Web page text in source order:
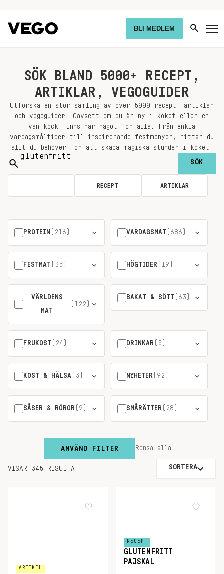
BLI MEDLEM
SÖK BLAND 5000+ RECEPT,
ARTIKLAR, VEGOGUIDER
Utforska en stor samling av över 5000 recept, artiklar
och vegoguider! Oavsett om du är ny i köket eller en
van kock finns här något för alla. Från enkla
vardagsmåltider till inspirerande festmenyer, hittar du
allt du behöver för att skapa magiska stunder i köket.
Sök
på:
RECEPT ARTIKLAR
PROTEIN (216) VARDAGSMAT (686)
FESTMAT (35) HÖGTIDER (19)
VÄRLDENS
MAT
(122)
BAKAT & SÖTT (63)
FRUKOST (24) DRINKAR (5)
KOST & HÄLSA (3) NYHETER (92)
SÅSER & RÖROR (9) SMÅRÄTTER (28)
ANVÄND FILTER Rensa alla
VISAR 345 RESULTAT SORTERA
ARTIKEL
RECEPT
GLUTENFRITT
PAJSKAL